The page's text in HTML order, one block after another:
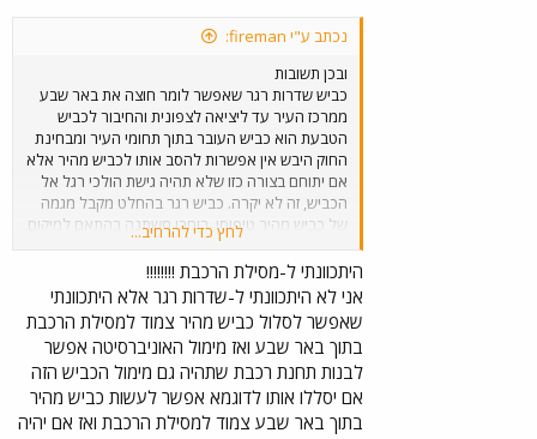
נכתב ע"י fireman:
ובכן תשובות
כביש שדרות רגר שאפשר לומר חוצה את באר שבע
ממרכז העיר עד ליציאה לצפונית והחיבור לכביש
הטבעת הוא כביש העובר בתוך תחומי העיר ומבחינת
החוק היבש אין אפשרות להסב אותו לכביש מהיר אלא
אם יתוחם בצורה כזו שלא תהיה גישת הולכי רגל אל
הכביש, זה לא יקרה. כביש רגר בהחלט מקבל מגמה
של כביש מהיר טיפוסי, רוחבו משתנה בהתאם למיקום
התנועה בכביש הוא אדיר ובימים אלו מוקמת מערכת
בקרת התנועה של העיר באר שבע בהשקעה של
כמיליון דולר לגבי מפגש המסילה עם כביש שדרות
רגר....ובכן בין האוניברסיטה לאפשרותהיחידה של
הכביש להפגש עם שדרור רגר נמצא חלק משכונת ו
הישנה וחלק משכונת רמות, כך שהמפגש בין המסילה
לכביש לא יהיה קרוב כלל וכלל לרכבת האפשרות
האופטימלית לתחנת רכבת שתשרת את באי
לחץ כדי להרחיב...
היתכוונתי ל-מסילת הרכבת !!!!!!!!
אני לא היתכוונתי ל-שדרות רגר אלא היתכוונתי
שאפשר לסלול כביש מהיר צמוד למסילת הרכבת
בתוך באר שבע ואז מימול האוניברסיטה אפשר
לבנות תחנת רכבת שתהיה גם מימול הכביש הזה
אם יסללו אותו לדוגמא אפשר לעשות כביש מהיר
בתוך באר שבע צמוד למסילת הרכבת ואז אם יהיה